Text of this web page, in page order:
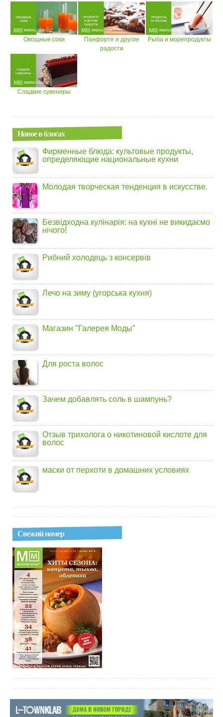
Овощные соки
Панфорте и другие
радости
Рыба и морепродукты
Сладкие сувениры
Новое в блогах
Фирменные блюда: культовые продукты,
определяющие национальные кухни
Молодая творческая тенденция в искусстве.
Безвідходна кулінарія: на кухні не викидаємо
нічого!
Рибний холодець з консервів
Лечо на зиму (угорська кухня)
Магазин "Галерея Моды"
Для роста волос
Зачем добавлять соль в шампунь?
Отзыв трихолога о никотиновой кислоте для
волос
маски от перхоти в домашних условиях
Свежий номер